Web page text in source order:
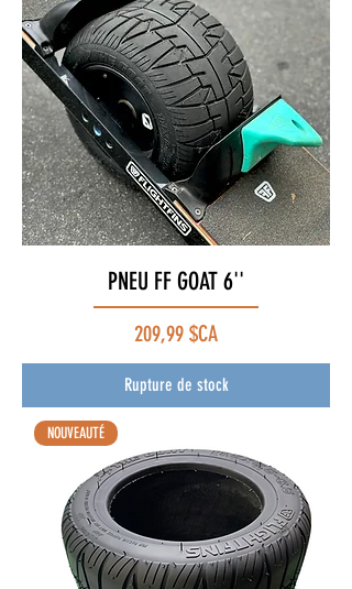
PNEU FF GOAT 6''
Prix
209,99 $CA
Rupture de stock
NOUVEAUTÉ